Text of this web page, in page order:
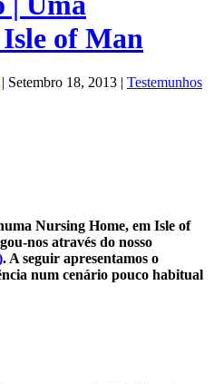
of Man
| Setembro 18, 2013 | Testemunhos
Nursing Home, em Isle of
nos através do nosso
. A seguir apresentamos o
num cenário pouco habitual